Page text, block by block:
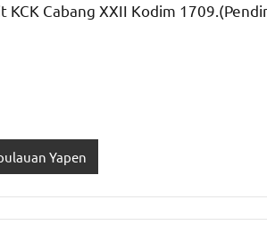
KCK Cabang XXII Kodim
Yapen